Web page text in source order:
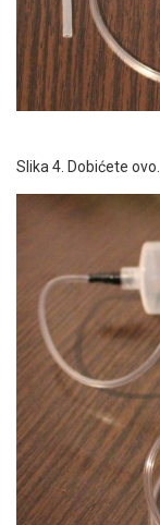
Slika 4. Dobićete ovo.